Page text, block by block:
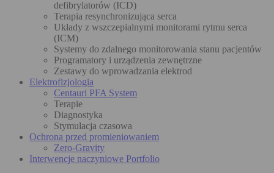
defibrylatorów (ICD)
Terapia resynchronizująca serca
Układy z wszczepialnymi monitorami rytmu serca
(ICM)
Systemy do zdalnego monitorowania stanu pacjentów
Programatory i urządzenia zewnętrzne
Zestawy do wprowadzania elektrod
Elektrofizjologia
Centauri PFA System
Terapie
Diagnostyka
Stymulacja czasowa
Ochrona przed promieniowaniem
Zero-Gravity
Interwencje naczyniowe Portfolio